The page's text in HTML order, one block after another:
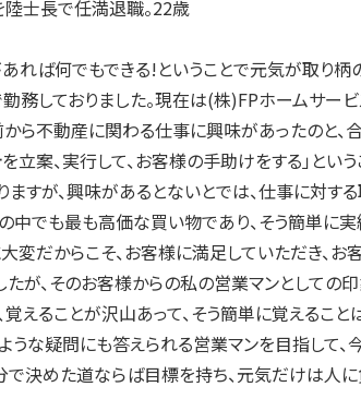
士長で任満退職。22歳
れば何でもできる!ということで元気が取り柄
しておりました。現在は(株)FPホームサー
ら不動産に関わる仕事に興味があったのと
案、実行して、お客様の手助けをする」とい
すが、興味があるとないとでは、仕事に対す
中でも最も高価な買い物であり、そう簡単に
変だからこそ、お客様に満足していただき、お
が、そのお客様からの私の営業マンとしての
えることが沢山あって、そう簡単に覚えるこ
うな疑問にも答えられる営業マンを目指して
決めた道ならば目標を持ち、元気だけは人